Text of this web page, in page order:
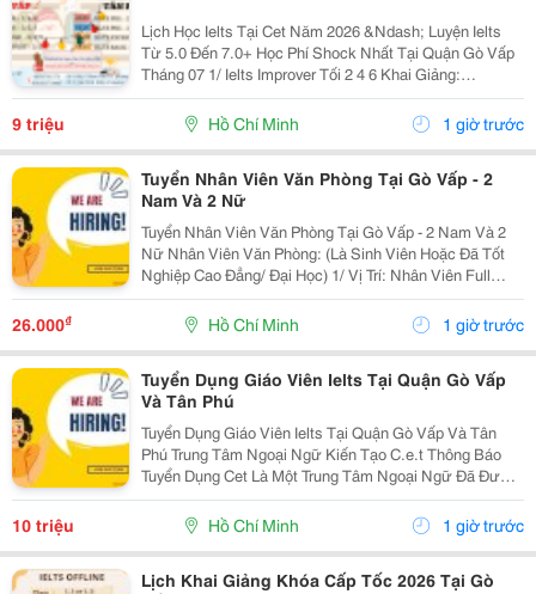
Lịch Học Ielts Tại Cet Năm 2026 &Ndash; Luyện Ielts
Từ 5.0 Đến 7.0+ Học Phí Shock Nhất Tại Quận Gò Vấp
Tháng 07 1/ Ielts Improver Tối 2 4 6 Khai Giảng:
13/07/2026 Khung Giờ: 18:00 Đến 21:00 Học Phí Ưu Đãi
5% Khi Đăng Ký 2/ Ielts...
9 triệu Hồ Chí Minh 1 giờ trước
Tuyển Nhân Viên Văn Phòng Tại Gò Vấp - 2
Nam Và 2 Nữ
Tuyển Nhân Viên Văn Phòng Tại Gò Vấp - 2 Nam Và 2
Nữ Nhân Viên Văn Phòng: (Là Sinh Viên Hoặc Đã Tốt
Nghiệp Cao Đẳng/ Đại Học) 1/ Vị Trí: Nhân Viên Full
Time (2 Nam 2 Nữ) Ca Làm: 13:00 Đến 21:00 (1 Tháng
Được Nghỉ Phép 1 Ngày, Và Hưởng Các Ngày...
26.000₫ Hồ Chí Minh 1 giờ trước
Tuyển Dụng Giáo Viên Ielts Tại Quận Gò Vấp
Và Tân Phú
Tuyển Dụng Giáo Viên Ielts Tại Quận Gò Vấp Và Tân
Phú Trung Tâm Ngoại Ngữ Kiến Tạo C.e.t Thông Báo
Tuyển Dụng Cet Là Một Trung Tâm Ngoại Ngữ Đã Được
Thành Lập 16 Năm Chuyên Về Chương Trình Anh Văn
Học Thuật Ielts &Ndash; Toefl Ibt. Trung Tâm...
10 triệu Hồ Chí Minh 1 giờ trước
Lịch Khai Giảng Khóa Cấp Tốc 2026 Tại Gò